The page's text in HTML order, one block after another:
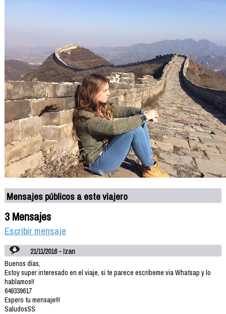
Mensajes públicos a este viajero
3 Mensajes
Escribir mensaje
21/11/2016 - Izan
Buenos días,
Estoy super interesado en el viaje, si te parece escribeme via Whatsap y lo
hablamos!!
649339617
Espero tu mensaje!!!
SaludosSS